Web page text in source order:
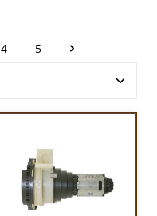
Seite
4 Seite
5